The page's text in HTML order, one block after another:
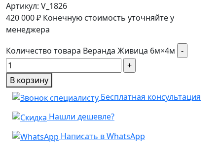
Артикул: V_1826
420 000₽ Конечную стоимость уточняйте у
менеджера
Количество товара Веранда Живица 6м×4м
В корзину
Бесплатная консультация
Нашли дешевле?
Написать в WhatsApp